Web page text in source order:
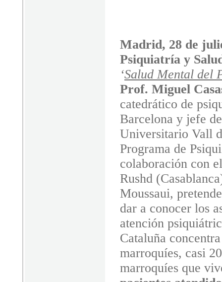
Madrid, 28 de
Psiquiatría y
‘Salud Mental del
Prof. Miguel
catedrático de
Barcelona y jefe
Universitario Vall
Programa de
colaboración con
Rushd
Moussaui,
dar a conocer los
atención
Cataluña
marroquíes, casi
marroquíes que